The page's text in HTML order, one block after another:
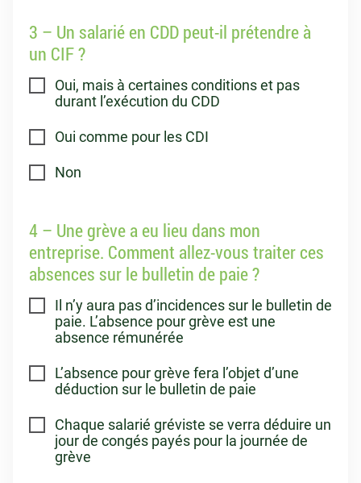
3 – Un salarié en CDD peut-il prétendre à
un CIF ?
Oui, mais à certaines conditions et pas
durant l’exécution du CDD
Oui comme pour les CDI
Non
4 – Une grève a eu lieu dans mon
entreprise. Comment allez-vous traiter ces
absences sur le bulletin de paie ?
Il n’y aura pas d’incidences sur le bulletin de
paie. L’absence pour grève est une
absence rémunérée
L’absence pour grève fera l’objet d’une
déduction sur le bulletin de paie
Chaque salarié gréviste se verra déduire un
jour de congés payés pour la journée de
grève